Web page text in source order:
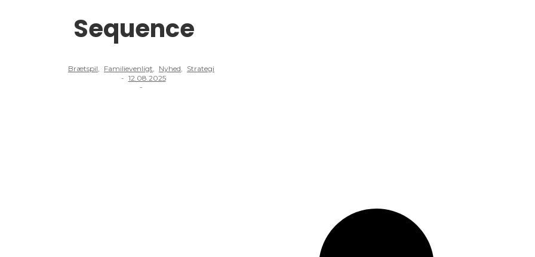
Sequence
Brætspil, Familievenligt, Nyhed, Strategi
- 12.08.2025
-